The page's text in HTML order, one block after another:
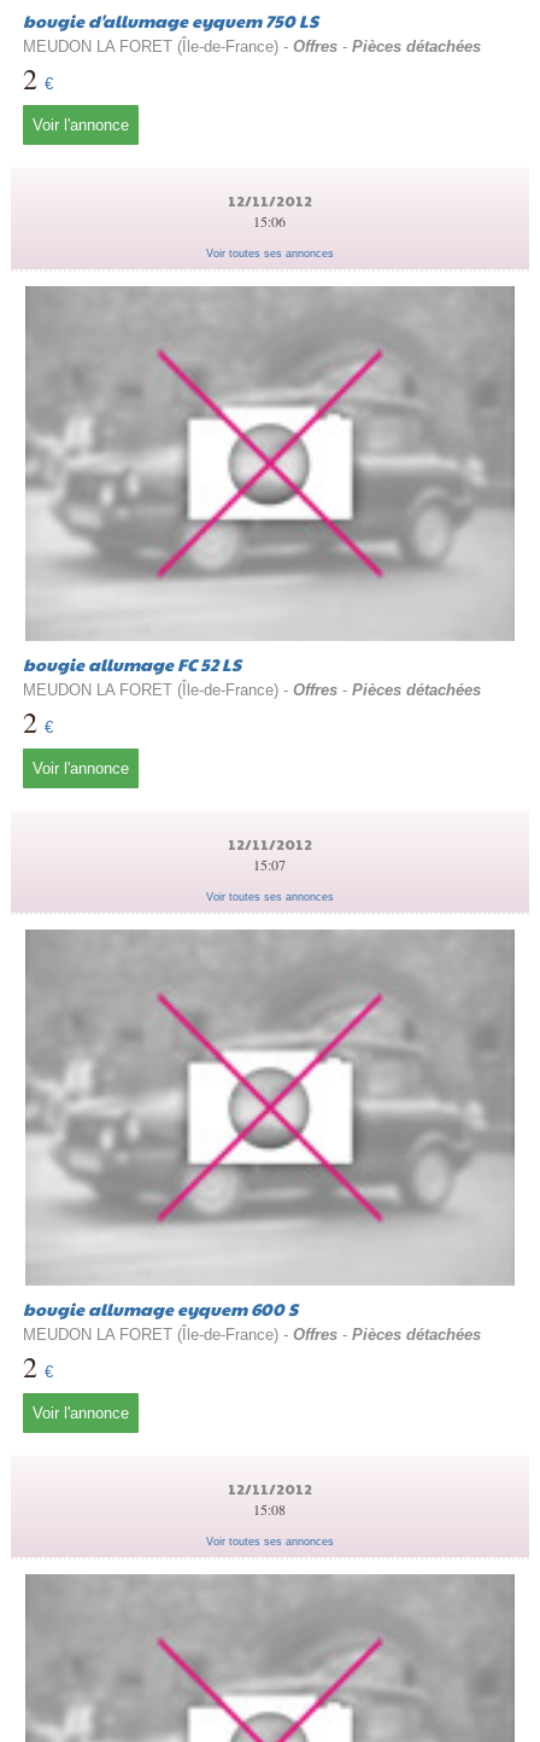
bougie d'allumage eyquem 750 LS
MEUDON LA FORET (Île-de-France) - Offres- Pièces détachées
2 €
Voir l'annonce
12/11/2012
15:06
Voir toutes ses annonces
bougie allumage FC 52 LS
MEUDON LA FORET (Île-de-France) - Offres- Pièces détachées
2 €
Voir l'annonce
12/11/2012
15:07
Voir toutes ses annonces
bougie allumage eyquem 600 S
MEUDON LA FORET (Île-de-France) - Offres- Pièces détachées
2 €
Voir l'annonce
12/11/2012
15:08
Voir toutes ses annonces